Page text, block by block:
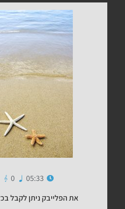
05:33
0
את הפלייבק ניתן לקבל